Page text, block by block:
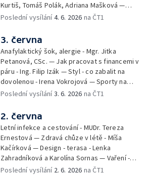
Kurtiš, Tomáš Polák, Adriana Mašková —
Debbie — Dětský čin roku — Zooterapie -
Jírová — Patrik Eliáš — Sladké recepty na
léto - Míša Sedláčková
Poslední vysílání4. 6. 2026 na ČT1
3. června
Anafylaktický šok, alergie - Mgr. Jitka
Petanová, CSc. — Jak pracovat s financemi v
páru - Ing. Filip Izák — Styl - co zabalit na
dovolenou - Irena Vokrojová — Sporty na
léto - paddleboard — Alžběta Jungrová —
Heřmánková, Zdeněk Žák, Josef Vrána
Poslední vysílání3. 6. 2026 na ČT1
2. června
Letní infekce a cestování - MUDr. Tereza
Ernestová — Zdravá chůze v létě - Míša
Kačírková — Design - terasa - Lenka
Zahradníková a Karolína Sornas — Vaření -
jahody - Simona Machurová — Letní sporty -
Poslední vysílání 2. 6. 2026 na ČT1